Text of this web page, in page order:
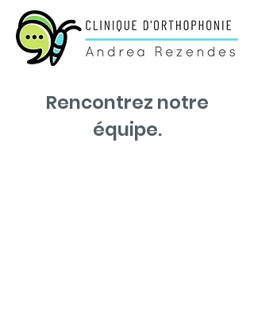
Rencontrez notre
équipe.